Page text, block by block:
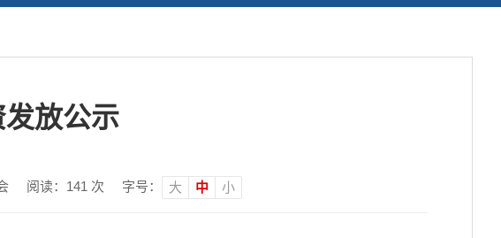
放公示
阅读： 141 次 字号： 大 中 小